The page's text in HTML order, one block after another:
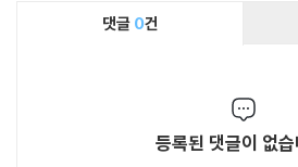
댓글 0건
등록된 댓글이 없